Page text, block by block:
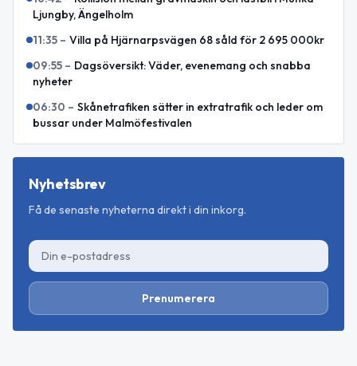
Ljungby, Ängelholm
11:35 – Villa på Hjärnarpsvägen 68 såld för 2 695 000kr
09:55 – Dagsöversikt: Väder, evenemang och snabba
nyheter
06:30 – Skånetrafiken sätter in extratrafik och leder om
bussar under Malmöfestivalen
Nyhetsbrev
Få de senaste nyheterna direkt i din inkorg.
Prenumerera